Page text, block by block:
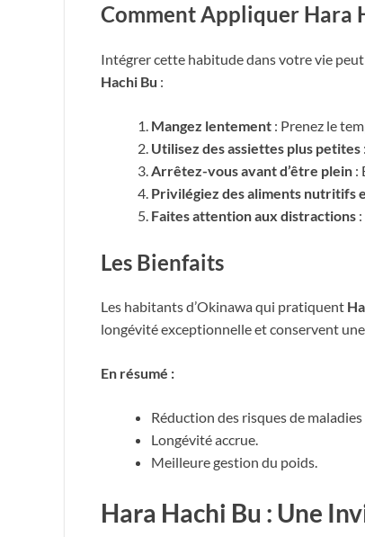
Comment Appliquer Hara
Intégrer cette habitude dans votre vie peut
Hachi Bu :
Mangez lentement : Prenez le
Utilisez des assiettes plus petites
Arrêtez-vous avant d’être plein :
Privilégiez des aliments nutritifs
Faites attention aux distractions
Les Bienfaits
Les habitants d’Okinawa qui pratiquent
longévité exceptionnelle et conservent
En résumé :
Réduction des risques de
Longévité accrue.
Meilleure gestion du poids.
Hara Hachi Bu : Une